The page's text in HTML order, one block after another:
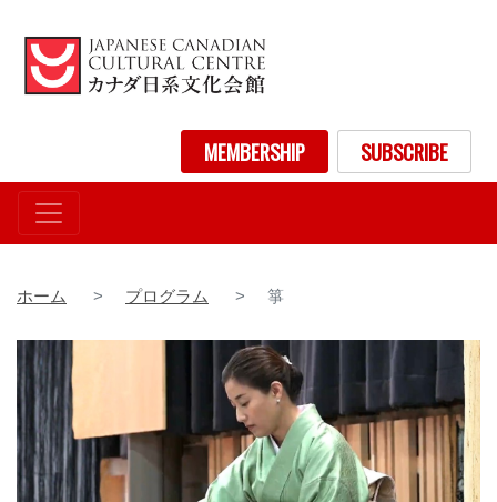
イ
ン
コ
テ
ン
User account menuMEMBERSHIP SUBSCRIBE
ホーム プログラム 箏